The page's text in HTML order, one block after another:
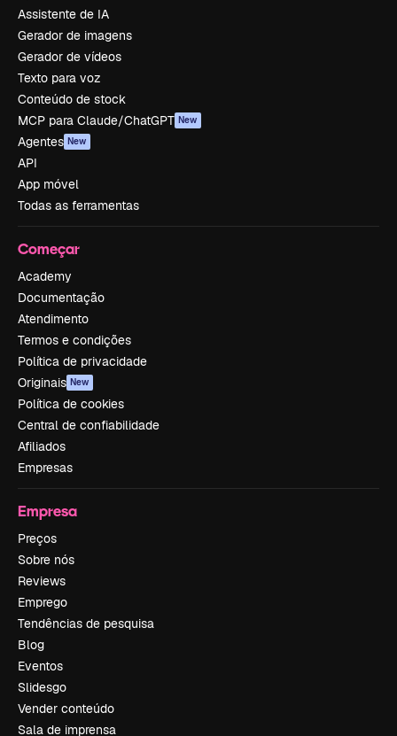
Assistente de IA
Gerador de imagens
Gerador de vídeos
Texto para voz
Conteúdo de stock
MCP para Claude/ChatGPT New
Agentes New
API
App móvel
Todas as ferramentas
Começar
Academy
Documentação
Atendimento
Termos e condições
Política de privacidade
Originais New
Política de cookies
Central de confiabilidade
Afiliados
Empresas
Empresa
Preços
Sobre nós
Reviews
Emprego
Tendências de pesquisa
Blog
Eventos
Slidesgo
Vender conteúdo
Sala de imprensa